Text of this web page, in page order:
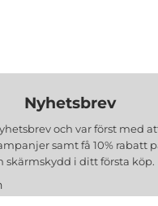
och användbara
– Skydda
Stil
Nyhetsbrev
och var först med
samt få 10% rabatt
skärmskydd i ditt första köp.